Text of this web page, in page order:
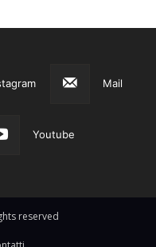
Mail
Youtube
reserved